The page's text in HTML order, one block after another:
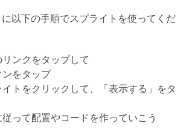
以下の手順でスプライトを使ってくだ
ンクをタップして
ンをタップ
トをクリックして、「表示する」をタ
って配置やコードを作っていこう